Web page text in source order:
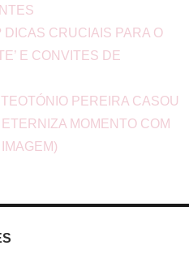
CRUCIAIS PARA O
E CONVITES DE
PEREIRA CASOU
MOMENTO COM